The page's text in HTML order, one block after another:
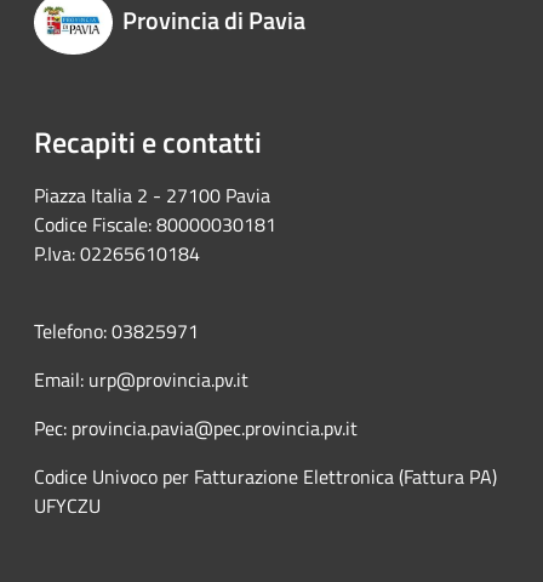
Provincia di Pavia
Recapiti e contatti
Piazza Italia 2 - 27100 Pavia
Codice Fiscale: 80000030181
P.Iva: 02265610184
Telefono: 03825971
Email: urp@provincia.pv.it
Pec: provincia.pavia@pec.provincia.pv.it
Codice Univoco per Fatturazione Elettronica (Fattura PA)
UFYCZU